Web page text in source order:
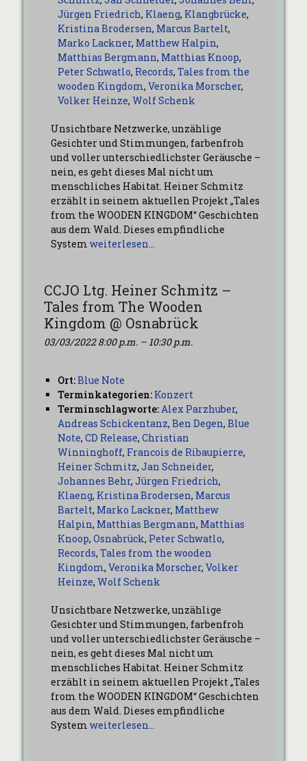
Jürgen Friedrich, Klaeng, Klangbrücke,
Kristina Brodersen, Marcus Bartelt,
Marko Lackner, Matthew Halpin,
Matthias Bergmann, Matthias Knoop,
Peter Schwatlo, Records, Tales from the
wooden Kingdom, Veronika Morscher,
Volker Heinze, Wolf Schenk
Unsichtbare Netzwerke, unzählige
Gesichter und Stimmungen, farbenfroh
und voller unterschiedlichster Geräusche –
nein, es geht dieses Mal nicht um
menschliches Habitat. Heiner Schmitz
erzählt in seinem aktuellen Projekt „Tales
from the WOODEN KINGDOM“ Geschichten
aus dem Wald. Dieses empfindliche
System weiterlesen…
CCJO Ltg. Heiner Schmitz –
Tales from The Wooden
Kingdom @ Osnabrück
03/03/2022 8:00 p.m. – 10:30 p.m.
Ort:Blue Note
Terminkategorien: Konzert
Terminschlagworte:Alex Parzhuber,
Andreas Schickentanz, Ben Degen, Blue
Note, CD Release, Christian
Winninghoff, Francois de Ribaupierre,
Heiner Schmitz, Jan Schneider,
Johannes Behr, Jürgen Friedrich,
Klaeng, Kristina Brodersen, Marcus
Bartelt, Marko Lackner, Matthew
Halpin, Matthias Bergmann, Matthias
Knoop, Osnabrück, Peter Schwatlo,
Records, Tales from the wooden
Kingdom, Veronika Morscher, Volker
Heinze, Wolf Schenk
Unsichtbare Netzwerke, unzählige
Gesichter und Stimmungen, farbenfroh
und voller unterschiedlichster Geräusche –
nein, es geht dieses Mal nicht um
menschliches Habitat. Heiner Schmitz
erzählt in seinem aktuellen Projekt „Tales
from the WOODEN KINGDOM“ Geschichten
aus dem Wald. Dieses empfindliche
System weiterlesen…